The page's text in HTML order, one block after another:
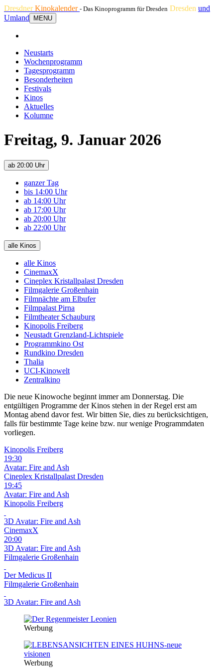
DresdnerKinokalender - Das Kinoprogramm für Dresden Dresden und
Umland
MENU
Neustarts
Wochenprogramm
Tagesprogramm
Besonderheiten
Festivals
Kinos
Aktuelles
Kolumne
Freitag, 9. Januar 2026
ab 20:00 Uhr
ganzer Tag
bis 14:00 Uhr
ab 14:00 Uhr
ab 17:00 Uhr
ab 20:00 Uhr
ab 22:00 Uhr
alle Kinos
alle Kinos
CinemaxX
Cineplex Kristallpalast Dresden
Filmgalerie Großenhain
Filmnächte am Elbufer
Filmpalast Pirna
Filmtheater Schauburg
Kinopolis Freiberg
Neustadt Grenzland-Lichtspiele
Programmkino Ost
Rundkino Dresden
Thalia
UCI-Kinowelt
Zentralkino
Die neue Kinowoche beginnt immer am Donnerstag. Die
entgültigen Programme der Kinos stehen in der Regel erst am
Montag abend davor fest. Wir bitten Sie, dies zu berücksichtigen,
falls für bestimmte Tage keine bzw. nur wenige Programmdaten
vorliegen.
Kinopolis Freiberg
19:30
Avatar: Fire and Ash
Cineplex Kristallpalast Dresden
19:45
Avatar: Fire and Ash
Kinopolis Freiberg
3D Avatar: Fire and Ash
CinemaxX
20:00
3D Avatar: Fire and Ash
Filmgalerie Großenhain
Der Medicus II
Filmgalerie Großenhain
3D Avatar: Fire and Ash
Werbung
Werbung